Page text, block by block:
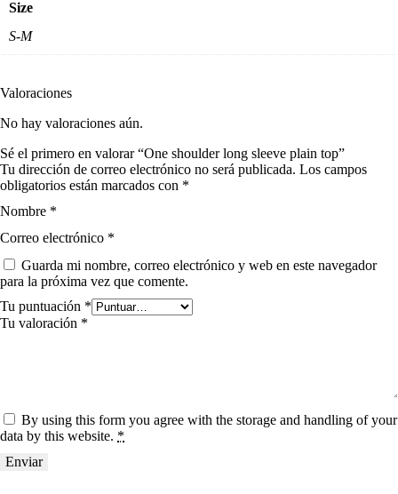
Size
S-M
Valoraciones
No hay valoraciones aún.
Sé el primero en valorar “One shoulder long sleeve plain top”
Tu dirección de correo electrónico no será publicada. Los campos
obligatorios están marcados con *
Nombre *
Correo electrónico *
Guarda mi nombre, correo electrónico y web en este navegador
para la próxima vez que comente.
Tu puntuación *
Tu valoración *
By using this form you agree with the storage and handling of your
data by this website. *